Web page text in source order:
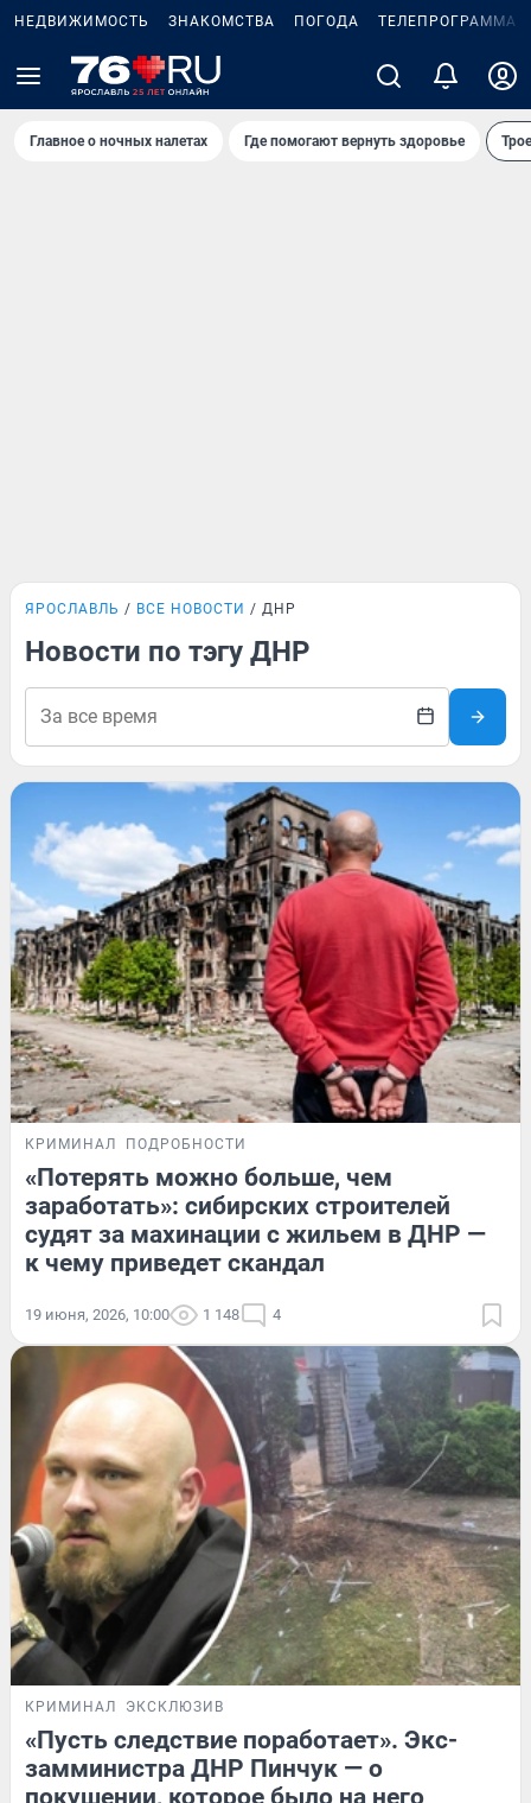
НЕДВИЖИМОСТЬ ЗНАКОМСТВА ПОГОДА ТЕЛЕПРОГРАММА
Главное о ночных налетах Где помогают вернуть здоровье
ЯРОСЛАВЛЬ ВСЕ НОВОСТИ ДНР
Новости по тэгу ДНР
КРИМИНАЛ ПОДРОБНОСТИ
«Потерять можно больше, чем
заработать»: сибирских строителей
судят за махинации с жильем в ДНР —
к чему приведет скандал
19 июня, 2026, 10:00 1 148 4
КРИМИНАЛ ЭКСКЛЮЗИВ
«Пусть следствие поработает». Экс-
замминистра ДНР Пинчук — о